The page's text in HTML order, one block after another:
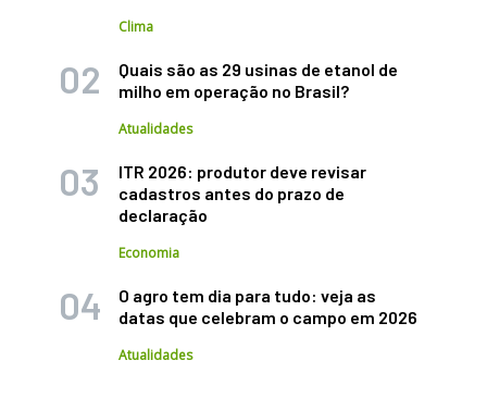
Clima
Quais são as 29 usinas de etanol de
milho em operação no Brasil?
Atualidades
ITR 2026: produtor deve revisar
cadastros antes do prazo de
declaração
Economia
O agro tem dia para tudo: veja as
datas que celebram o campo em 2026
Atualidades